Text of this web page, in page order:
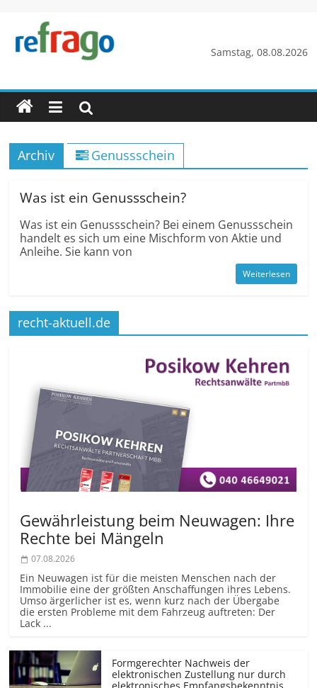
springen
Samstag, 08.08.2026
refrago
Rechtsfragen
online
verständlich
erklärt
Archiv Genussschein
Was ist ein Genussschein?
Was ist ein Genussschein? Bei einem Genussschein
handelt es sich um eine Mischform von Aktie und
Anleihe. Sie kann von
Weiterlesen
recht-aktuell.de
Gewährleistung beim Neuwagen: Ihre
Rechte bei Mängeln
07.08.2026
Ein Neuwagen ist für die meisten Menschen nach der
Immobilie eine der größten Anschaffungen ihres Lebens.
Umso ärgerlicher ist es, wenn kurz nach der Übergabe
die ersten Probleme mit dem Fahrzeug auftreten: Der
Lack ...
Formgerechter Nachweis der
elektronischen Zustellung nur durch